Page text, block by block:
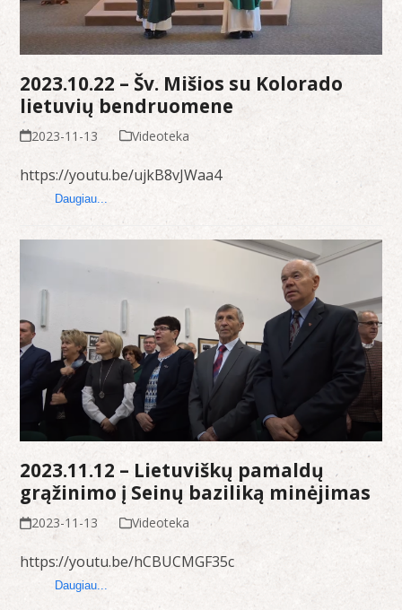
2023.10.22 – Šv. Mišios su Kolorado
lietuvių bendruomene
2023-11-13 Videoteka
https://youtu.be/ujkB8vJWaa4
Daugiau...
2023.11.12 – Lietuviškų pamaldų
grąžinimo į Seinų baziliką minėjimas
2023-11-13 Videoteka
https://youtu.be/hCBUCMGF35c
Daugiau...